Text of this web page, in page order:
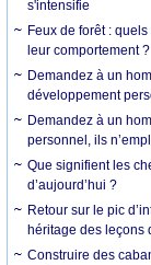
s'intensifie
Feux de forêt :
leur comportement ?
Demandez à un
développement
Demandez à un
personnel, ils
Que signifient les
d’aujourd’hui ?
Retour sur le pic
héritage des leçons
Construire des